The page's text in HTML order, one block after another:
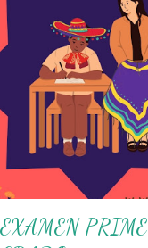
Nueva Escuela
decisiones sobre su
necesidades de la
apropiarse y resignificar
espacio. En esta Primera
reflexionen y acuerden
en la escuela y con la
identificadas.
EXAMEN